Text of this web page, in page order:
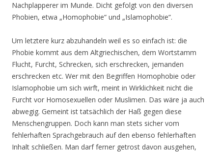
Nachplapperer im Munde. Dicht gefolgt von den diversen
Phobien, etwa „Homophobie“ und „Islamophobie“.
Um letztere kurz abzuhandeln weil es so einfach ist: die
Phobie kommt aus dem Altgriechischen, dem Wortstamm
Flucht, Furcht, Schrecken, sich erschrecken, jemanden
erschrecken etc. Wer mit den Begriffen Homophobie oder
Islamophobie um sich wirft, meint in Wirklichkeit nicht die
Furcht vor Homosexuellen oder Muslimen. Das wäre ja auch
abwegig. Gemeint ist tatsächlich der Haß gegen diese
Menschengruppen. Doch kann man stets sicher vom
fehlerhaften Sprachgebrauch auf den ebenso fehlerhaften
Inhalt schließen. Man darf ferner getrost davon ausgehen,